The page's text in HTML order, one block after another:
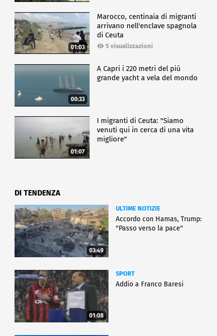
01:03
Marocco, centinaia di migranti
arrivano nell'enclave spagnola
di Ceuta
5 visualizzazioni
00:33
A Capri i 220 metri del più
grande yacht a vela del mondo
01:07
I migranti di Ceuta: "Siamo
venuti qui in cerca di una vita
migliore"
DI TENDENZA
03:49
ULTIME NOTIZIE
Accordo con Hamas, Trump:
"Passo verso la pace"
01:08
SPORT
Addio a Franco Baresi